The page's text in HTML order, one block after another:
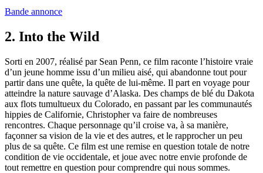
Bande annonce
2. Into the Wild
Sorti en 2007, réalisé par Sean Penn, ce film raconte l’histoire vraie
d’un jeune homme issu d’un milieu aisé, qui abandonne tout pour
partir dans une quête, la quête de lui-même. Il part en voyage pour
atteindre la nature sauvage d’Alaska. Des champs de blé du Dakota
aux flots tumultueux du Colorado, en passant par les communautés
hippies de Californie, Christopher va faire de nombreuses
rencontres. Chaque personnage qu’il croise va, à sa manière,
façonner sa vision de la vie et des autres, et le rapprocher un peu
plus de sa quête. Ce film est une remise en question totale de notre
condition de vie occidentale, et joue avec notre envie profonde de
tout remettre en question pour comprendre qui nous sommes.